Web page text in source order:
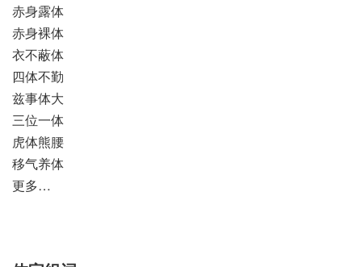
赤身露体
赤身裸体
衣不蔽体
四体不勤
兹事体大
三位一体
虎体熊腰
移气养体
更多…